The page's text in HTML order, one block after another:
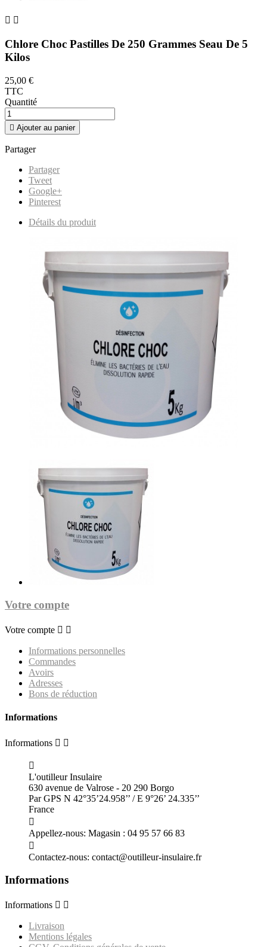
 
Chlore Choc Pastilles De 250 Grammes Seau De 5
Kilos
25,00 €
TTC
Quantité
 Ajouter au panier
Partager
Partager
Tweet
Google+
Pinterest
Détails du produit
Votre compte
Votre compte  
Informations personnelles
Commandes
Avoirs
Adresses
Bons de réduction
Informations
Informations  

L'outilleur Insulaire
630 avenue de Valrose - 20 290 Borgo
Par GPS N 42°35’24.958’’ / E 9°26’ 24.335’’
France

Appellez-nous: Magasin : 04 95 57 66 83

Contactez-nous: contact@outilleur-insulaire.fr
Informations
Informations  
Livraison
Mentions légales